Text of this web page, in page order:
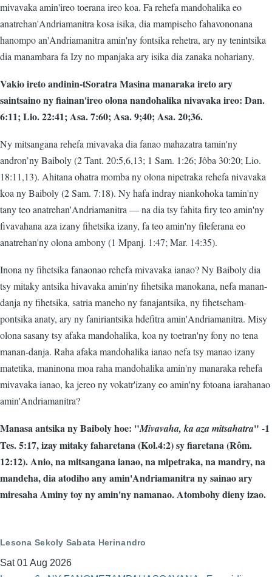
mivavaka amin'ireo toerana ireo koa. Fa rehefa mandohalika eo
anatrehan'Andriamanitra kosa isika, dia mampiseho fahavononana
hanompo an'Andriamanitra amin'ny fontsika rehetra, ary ny tenintsika
dia manambara fa Izy no mpanjaka ary isika dia zanaka nohariany.
Vakio ireto andinin-tSoratra Masina manaraka ireto ary
saintsaino ny fiainan'ireo olona nandohalika nivavaka ireo: Dan.
6:11; Lio. 22:41; Asa. 7:60; Asa. 9;40; Asa. 20;36.
Ny mitsangana rehefa mivavaka dia fanao mahazatra tamin'ny
andron’ny Baiboly (2 Tant. 20:5,6,13; 1 Sam. 1:26; Jôba 30:20; Lio.
18:11,13). Ahitana ohatra momba ny olona nipetraka rehefa nivavaka
koa ny Baiboly (2 Sam. 7:18). Ny hafa indray niankohoka tamin'ny
tany teo anatrehan'Andriamanitra — na dia tsy fahita firy teo amin'ny
fivavahana aza izany fihetsika izany, fa teo amin'ny fileferana eo
anatrehan'ny olona ambony (1 Mpanj. 1:47; Mar. 14:35).
Inona ny fihetsika fanaonao rehefa mivavaka ianao? Ny Baiboly dia
tsy mitaky antsika hivavaka amin'ny fihetsika manokana, nefa manan-
danja ny fihetsika, satria maneho ny fanajantsika, ny fihetseham-
pontsika anaty, ary ny faniriantsika hdefitra amin'Andriamanitra. Misy
olona sasany tsy afaka mandohalika, koa ny toetran'ny fony no tena
manan-danja. Raha afaka mandohalika ianao nefa tsy manao izany
matetika, maninona moa raha mandohalika amin'ny manaraka rehefa
mivavaka ianao, ka jereo ny vokatr'izany eo amin'ny fotoana iarahanao
amin'Andriamanitra?
Manasa antsika ny Baiboly hoe: "Mivavaha, ka aza mitsahatra" -1
Tes. 5:17, izay mitaky faharetana (Kol.4:2) sy fiaretana (Rôm.
12:12). Anio, na mitsangana ianao, na mipetraka, na mandry, na
mandeha, dia atodiho any amin'Andriamanitra ny sainao ary
miresaha Aminy toy ny amin'ny namanao. Atombohy dieny izao.
Lesona Sekoly Sabata Herinandro
Sat 01 Aug 2026